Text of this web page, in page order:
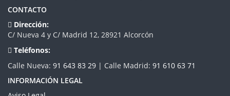
CONTACTO
Dirección:
C/ Nueva 4 y C/ Madrid 12, 28921 Alcorcón
Teléfonos:
Calle Nueva: 91 643 83 29 | Calle Madrid: 91 610 63 71
INFORMACIÓN LEGAL